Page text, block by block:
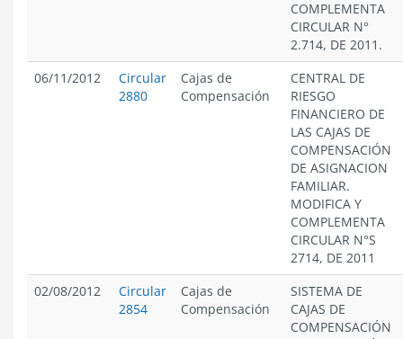
COMPLEMENTA
CIRCULAR N°
2.714, DE 2011.
06/11/2012
Circular
2880
Cajas de
Compensación
CENTRAL DE
RIESGO
FINANCIERO DE
LAS CAJAS DE
COMPENSACIÓN
DE ASIGNACION
FAMILIAR.
MODIFICA Y
COMPLEMENTA
CIRCULAR N°S
2714, DE 2011
02/08/2012
Circular
2854
Cajas de
Compensación
SISTEMA DE
CAJAS DE
COMPENSACIÓN